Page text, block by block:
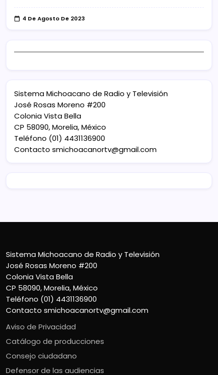
4 De Agosto De 2023
Sistema Michoacano de Radio y Televisión
José Rosas Moreno #200
Colonia Vista Bella
CP 58090, Morelia, México
Teléfono (01) 4431136900
Contacto smichoacanortv@gmail.com
Sistema Michoacano de Radio y Televisión
José Rosas Moreno #200
Colonia Vista Bella
CP 58090, Morelia, México
Teléfono (01) 4431136900
Contacto smichoacanortv@gmail.com
Aviso de Privacidad
Catálogo de producciones
Consejo ciudadano
Defensor de las audiencias